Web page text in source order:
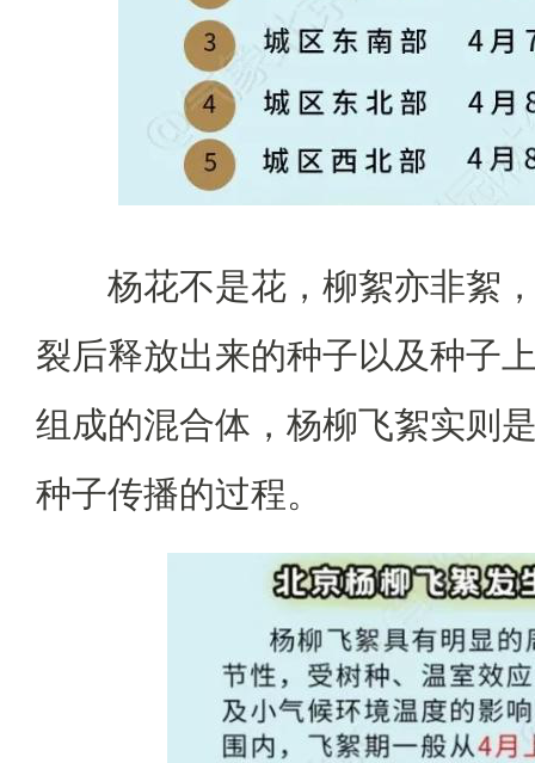
杨花不是花，柳絮亦非絮
裂后释放出来的种子以及种子
组成的混合体，杨柳飞絮实则
种子传播的过程。